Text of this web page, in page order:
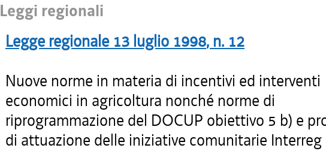
Leggi regionali
Legge regionale 13 luglio 1998, n. 12
Nuove norme in materia di incentivi ed interventi
economici in agricoltura nonché norme di
riprogrammazione del DOCUP obiettivo 5 b) e
di attuazione delle iniziative comunitarie Interreg